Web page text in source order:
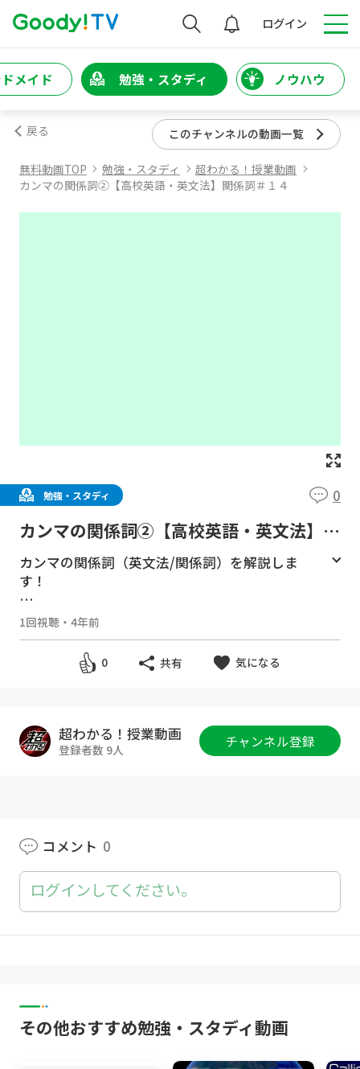
検索 ログイン
メイド 勉強・スタディ ノウハウ
戻る このチャンネルの動画一覧
無料動画TOP 勉強・スタディ
超わかる！授業動画
カンマの関係詞②【高校英語・英文法】関係詞＃１４
勉強・スタディ 0
カンマの関係詞②【高校英語・英文法】関
係詞＃１４
カンマの関係詞（英文法/関係詞）を解説しま
す！
👇『高校英語の英文法全部』を一気に学べる再
生リスト👇
https://bit.ly/2Zqz2dA
http://kouki-honda.jp/skype/
※動画やチャンネルへ頂いた素敵なコメント
は、チャンネル内で紹介させて頂くことがござ
います！
🎥前の動画🎥
🎥次の動画🎥
✅asを使った慣用表現（英文法/関係詞）
1回視聴 ・ 4年前
0 共有 気になる
超わかる！授業動画
登録者数 9人
チャンネル登録
コメント 0
ログインしてください。
その他おすすめ勉強・スタディ動画